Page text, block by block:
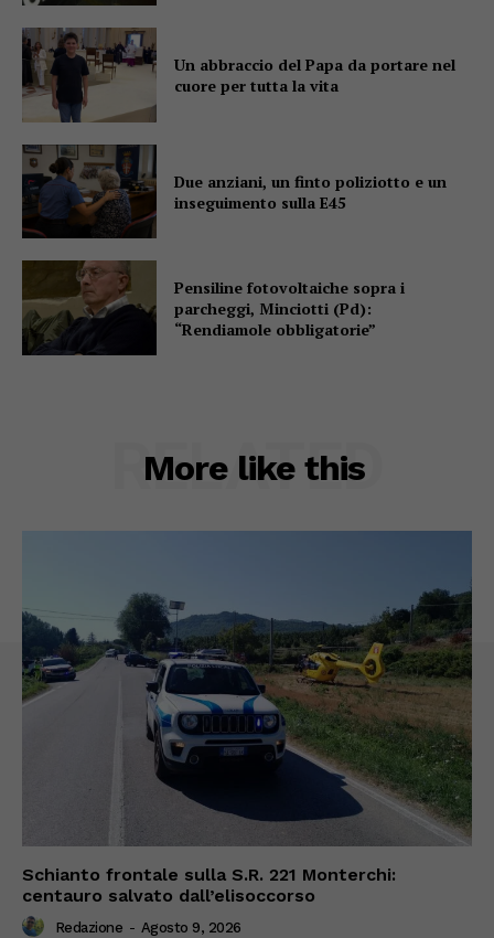
Un abbraccio del Papa da portare nel
cuore per tutta la vita
Due anziani, un finto poliziotto e un
inseguimento sulla E45
Pensiline fotovoltaiche sopra i
parcheggi, Minciotti (Pd):
“Rendiamole obbligatorie”
More like this
RELATED
Schianto frontale sulla S.R. 221 Monterchi:
centauro salvato dall’elisoccorso
Redazione - Agosto 9, 2026